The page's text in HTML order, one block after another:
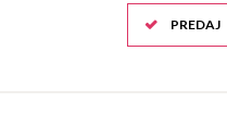
PREDAJ